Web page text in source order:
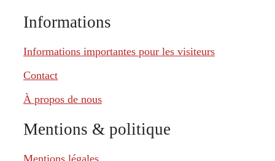
Informations
Informations importantes pour les visiteurs
Contact
À propos de nous
Mentions & politique
Mentions légales